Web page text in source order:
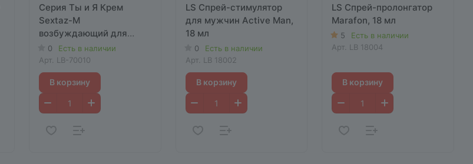
Серия Ты и Я Крем
Sextaz-М
возбуждающий для
мужчин, 25 гр
0
Есть в наличии
Арт. LB-70010
В корзину
LS Спрей-стимулятор
для мужчин Active Man,
18 мл
0
Есть в наличии
Арт. LB 18002
В корзину
LS Спрей-пролонгатор
Marafon, 18 мл
5
Есть в наличии
Арт. LB 18004
В корзину